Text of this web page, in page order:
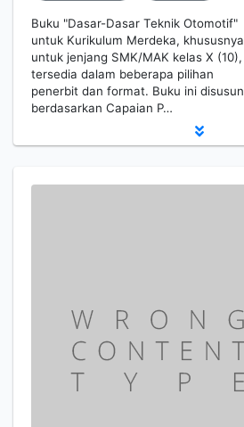
Buku "Dasar-Dasar Teknik Otomotif"
untuk Kurikulum Merdeka, khususnya
untuk jenjang SMK/MAK kelas X (10),
tersedia dalam beberapa pilihan
penerbit dan format. Buku ini disusun
berdasarkan Capaian P…